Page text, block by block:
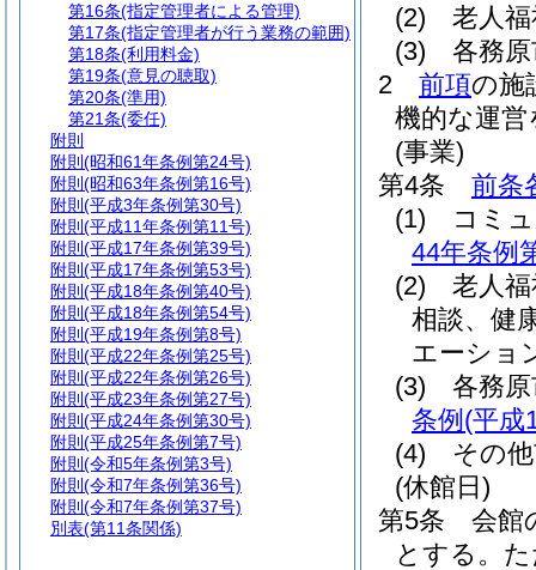
(2)
老人
(3)
各務
2
前項の施
機的な運
(事業)
第4条
前条
(1)
コミ
44年条例
(2)
老人
相談、健
エーショ
(3)
各務
条例 (平成
(4)
その
(休館日)
第5条
会館
とする。
第16条(指定管理者による管理)
第17条(指定管理者が行う業務の範囲)
第18条(利用料金)
第19条(意見の聴取)
第20条(準用)
第21条(委任)
附則
附則 (昭和61年条例第24号)
附則 (昭和63年条例第16号)
附則 (平成3年条例第30号)
附則 (平成11年条例第11号)
附則 (平成17年条例第39号)
附則 (平成17年条例第53号)
附則 (平成18年条例第40号)
附則 (平成18年条例第54号)
附則 (平成19年条例第8号)
附則 (平成22年条例第25号)
附則 (平成22年条例第26号)
附則 (平成23年条例第27号)
附則 (平成24年条例第30号)
附則 (平成25年条例第7号)
附則 (令和5年条例第3号)
附則 (令和7年条例第36号)
附則 (令和7年条例第37号)
別表(第11条関係)